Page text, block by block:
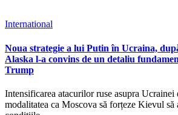
International
Noua strategie a lui Putin în Ucraina,
Alaska l-a convins de un detaliu
Trump
Intensificarea atacurilor ruse asupra Ucrainei
modalitatea ca Moscova să forțeze Kievul să